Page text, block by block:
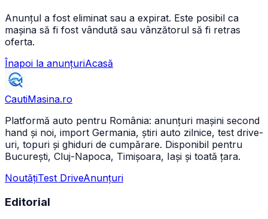
Anunțul a fost eliminat sau a expirat. Este posibil ca
mașina să fi fost vândută sau vânzătorul să fi retras
oferta.
Înapoi la anunțuriAcasă
CautiMasina.ro
Platformă auto pentru România: anunțuri mașini second
hand și noi, import Germania, știri auto zilnice, test drive-
uri, topuri și ghiduri de cumpărare. Disponibil pentru
București, Cluj-Napoca, Timișoara, Iași și toată țara.
NoutățiTest DriveAnunțuri
Editorial